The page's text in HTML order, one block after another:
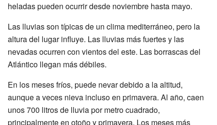
heladas pueden ocurrir desde noviembre hasta mayo.
Las lluvias son típicas de un clima mediterráneo, pero la
altura del lugar influye. Las lluvias más fuertes y las
nevadas ocurren con vientos del este. Las borrascas del
Atlántico llegan más débiles.
En los meses fríos, puede nevar debido a la altitud,
aunque a veces nieva incluso en primavera. Al año, caen
unos 700 litros de lluvia por metro cuadrado,
principalmente en otoño y primavera. Los meses más